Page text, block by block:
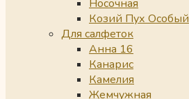
Носочная
Козий Пух Особый
Для салфеток
Анна 16
Канарис
Камелия
Жемчужная